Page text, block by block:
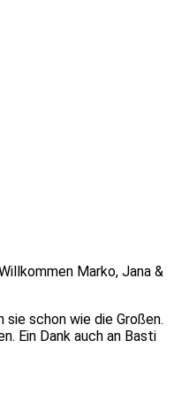
Marko, Jana &
schon wie die Großen.
Ein Dank auch an Basti